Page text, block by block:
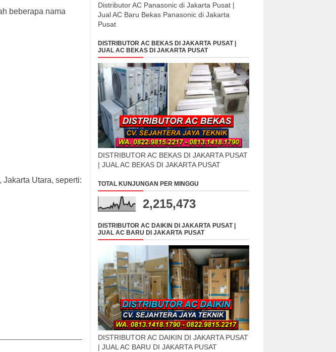
beberapa nama
Jakarta Utara, seperti:
Distributor AC Panasonic di Jakarta Pusat |
Jual AC Baru Bekas Panasonic di Jakarta
Pusat
DISTRIBUTOR AC BEKAS DI JAKARTA PUSAT |
JUAL AC BEKAS DI JAKARTA PUSAT
DISTRIBUTOR AC BEKAS DI JAKARTA PUSAT
| JUAL AC BEKAS DI JAKARTA PUSAT
TOTAL KUNJUNGAN PER MINGGU
2,215,473
DISTRIBUTOR AC DAIKIN DI JAKARTA PUSAT |
JUAL AC BARU DI JAKARTA PUSAT
DISTRIBUTOR AC DAIKIN DI JAKARTA PUSAT
| JUAL AC BARU DI JAKARTA PUSAT